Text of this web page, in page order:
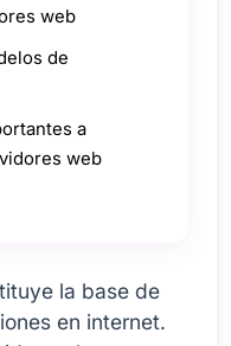
web
de
a
web
la base de
en internet.